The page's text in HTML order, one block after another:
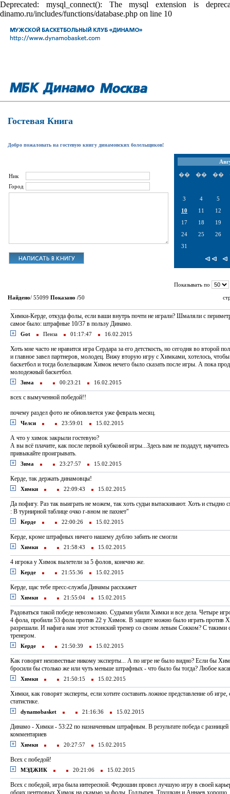
Deprecated: mysql_connect(): The mysql extension is
dinamo.ru/includes/functions/database.php on line 10
Гостевая Книга
Добро пожаловать на гостевую книгу динамовских болельщиков!
Ник
Город
�� �� ��
3 4
5
10
11
12
17
18
19
24
25
26
31
Показывать по
Найдено/ 55099 Показано /50
Химки-Керде, откуда фолы, если ваши внутрь почти не играли? Шмаляли с
самое было: штрафные 10/37 в пользу Динамо.
Got Пенза 01:17:47 16.02.2015
Хоть мне часто не нравится игра Сердара за его детсткость, но сегодня во второй
и главное завел партнеров, молодец. Вижу вторую игру с Химками, хотелось,
баскетбол и тогда болельщикам Химок нечего было сказать после игры. А пока
молодежный баскетбол.
Зима 00:23:21 16.02.2015
всех с вымученной победой!!
почему раздел фото не обновляется уже февраль месяц.
Челси 23:59:01 15.02.2015
А что у химок закрыли гостевую?
А вы всё плачите, как после первой кубковой игры...Здесь вам не подадут,
привыкайте проигрывать.
Зима 23:27:57 15.02.2015
Керде, так держать динамовцы!
Химки 22:09:43 15.02.2015
Да пофигу. Раз так выиграть не можем, так хоть судьи вытаскивают. Хоть и стыдно
: В турнирной таблице очко г-вном не пахнет"
Керде 22:00:26 15.02.2015
Керде, кроме штрафных ничего нашему дублю забить не смогли
Химки 21:58:43 15.02.2015
4 игрока у Химок вылетели за 5 фолов, конечно же.
Керде 21:55:36 15.02.2015
Керде, щас тебе пресс-служба Динамы расскажет
Химки 21:55:04 15.02.2015
Радоваться такой победе невозможно. Судьями убили Химки и все дела. Четыре
4 фола, пробили 53 фола против 22 у Химок. В защите можно было играть против
разрешали. И нафига нам этот эстонский тренер со своим левым Сокком? С такими
тренером.
Керде 21:50:39 15.02.2015
Как говорят неизвестные никому эксперты... А по игре не было видно? Если бы
бросили бы столько же или чуть меньше штрафных - что было бы тогда? Любое
Химки 21:50:15 15.02.2015
Химки, как говорят эксперты, если хотите составить ложное представление об игре,
статистике.
dynamobasket 21:16:36 15.02.2015
Динамо - Химки - 53:22 по назначенным штрафным. В результате победа с разницей
комментариев
Химки 20:27:57 15.02.2015
Всех с победой!
МЭДЖИК 20:21:06 15.02.2015
Всех с победой, игра была интересной. Федюшин провел лучшую игру в своей
обоих центровых Химок на скамью за фолы. Голдырев, Трушкин и Аннаев хорошо.